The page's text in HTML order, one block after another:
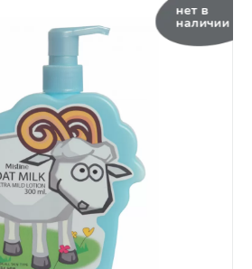
нет в
наличии